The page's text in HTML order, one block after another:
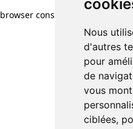
Nous
d'autres
pour
de
vous
ciblées,
browser console for more